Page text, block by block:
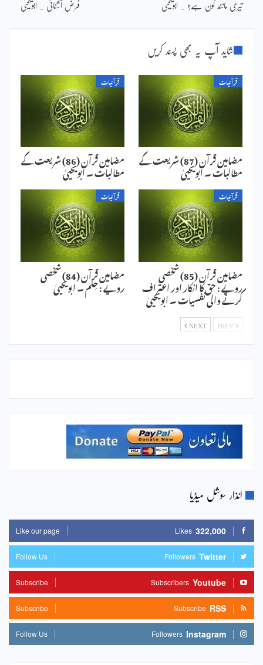
تیری مانند کون ہے؟ ۔ ابویحییٰ فرض آشنائی ۔ ابویحییٰ
شاید آپ یہ بھی پسند کریں
قرآنیات
مضامین قرآن (87) شریعت کے
مطالبات ۔ ابویحییٰ
قرآنیات
مضامین قرآن (86) شریعت کے
مطالبات ۔ ابویحییٰ
قرآنیات
مضامین قرآن (85) شخصی
رویے : حق کا انکار اور اعتراف
کرنے والی نفسیات ۔ ابویحییٰ
قرآنیات
مضامین قرآن (84) شخصی
رویے : حِلم ۔ ابویحییٰ
NEXT
انذار سوشل میڈیا
322,000
Likes
Like our page
Twitter
Followers
Follow Us
Youtube
Subscribers
Subscribe
RSS
Subscribe
Subscribe
Instagram
Followers
Follow Us